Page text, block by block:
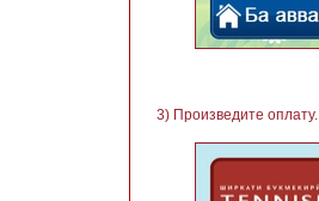
3) Произведите оплату.